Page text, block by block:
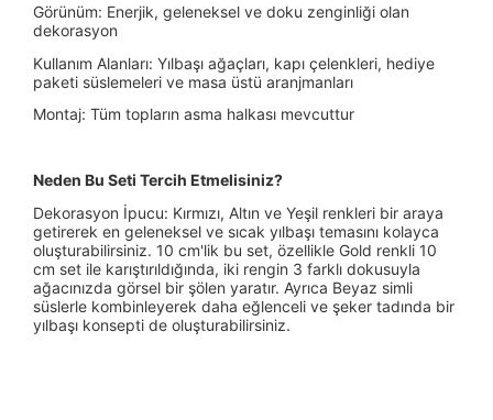
Görünüm: Enerjik, geleneksel ve doku zenginliği olan
dekorasyon
Kullanım Alanları: Yılbaşı ağaçları, kapı çelenkleri, hediye
paketi süslemeleri ve masa üstü aranjmanları
Montaj: Tüm topların asma halkası mevcuttur
Neden Bu Seti Tercih Etmelisiniz?
Dekorasyon İpucu: Kırmızı, Altın ve Yeşil renkleri bir araya
getirerek en geleneksel ve sıcak yılbaşı temasını kolayca
oluşturabilirsiniz. 10 cm'lik bu set, özellikle Gold renkli 10
cm set ile karıştırıldığında, iki rengin 3 farklı dokusuyla
ağacınızda görsel bir şölen yaratır. Ayrıca Beyaz simli
süslerle kombinleyerek daha eğlenceli ve şeker tadında bir
yılbaşı konsepti de oluşturabilirsiniz.